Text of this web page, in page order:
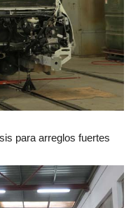
para arreglos fuertes